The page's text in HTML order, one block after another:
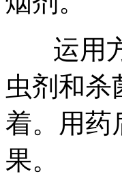
运用
虫剂和杀
着。用药
果。